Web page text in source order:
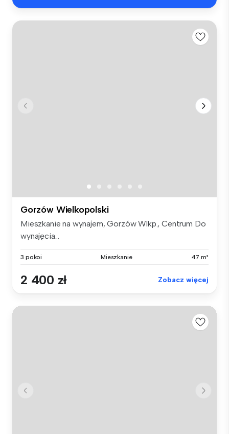
Gorzów Wielkopolski
Mieszkanie na wynajem, Gorzów Wlkp., Centrum Do
wynajęcia...
3 pokoi Mieszkanie 47 m²
2 400 zł Zobacz więcej